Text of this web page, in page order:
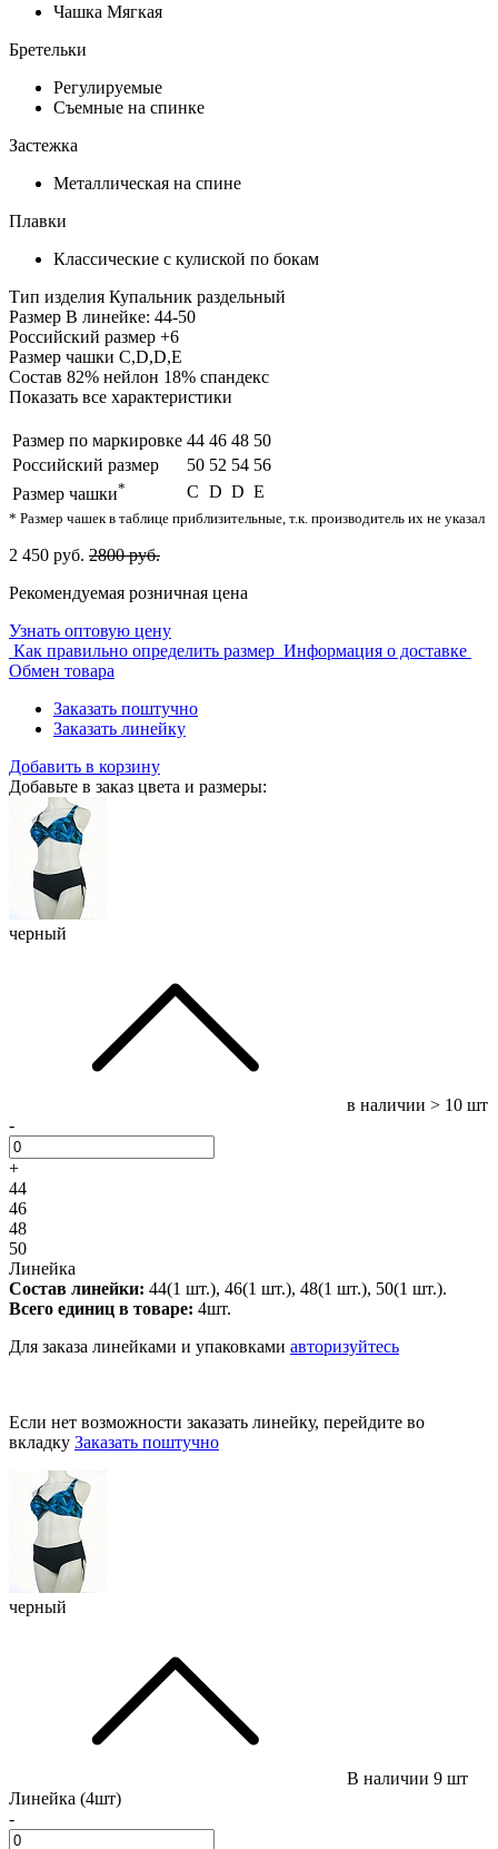
Чашка Мягкая
Бретельки
Регулируемые
Съемные на спинке
Застежка
Металлическая на спине
Плавки
Классические с кулиской по бокам
Тип изделия Купальник раздельный
Размер В линейке: 44-50
Российский размер +6
Размер чашки C,D,D,E
Состав 82% нейлон 18% спандекс
Показать все характеристики
Размер по маркировке 44 46 48 50
Российский размер
50 52 54 56
Размер чашки* C D D E
* Размер чашек в таблице приблизительные, т.к. производитель их не указал
2 450 руб. 2800 руб.
Рекомендуемая розничная цена
Узнать оптовую цену
Как правильно определить размер Информация о доставке
Обмен товара
Заказать поштучно
Заказать линейку
Добавить в корзину
Добавьте в заказ цвета и размеры:
черный
в наличии > 10 шт
-
+
44
46
48
50
Линейка
Состав линейки: 44(1 шт.), 46(1 шт.), 48(1 шт.), 50(1 шт.).
Всего единиц в товаре: 4шт.
Для заказа линейками и упаковками авторизуйтесь
Если нет возможности заказать линейку, перейдите во
вкладку Заказать поштучно
черный
В наличии 9 шт
Линейка (4шт)
-